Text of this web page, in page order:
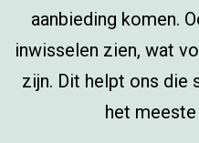
aanbieding komen.
inwisselen zien, wat
zijn. Dit helpt ons die
het meeste